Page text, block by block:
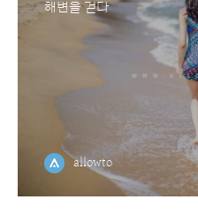
해변을 걷다
allowto